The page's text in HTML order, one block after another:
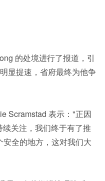
的处境进行了报道，引
显提速，省府最终为他争
Scramstad 表示："正因
关注，我们终于有了推
全的地方，这对我们大